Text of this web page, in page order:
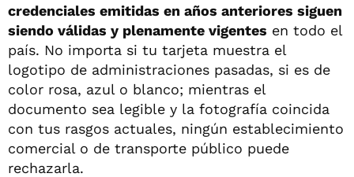
credenciales emitidas en años anteriores siguen
siendo válidas y plenamente vigentes en todo el
país. No importa si tu tarjeta muestra el
logotipo de administraciones pasadas, si es de
color rosa, azul o blanco; mientras el
documento sea legible y la fotografía coincida
con tus rasgos actuales, ningún establecimiento
comercial o de transporte público puede
rechazarla.